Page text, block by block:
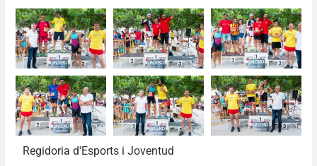
Regidoria d'Esports i Joventud